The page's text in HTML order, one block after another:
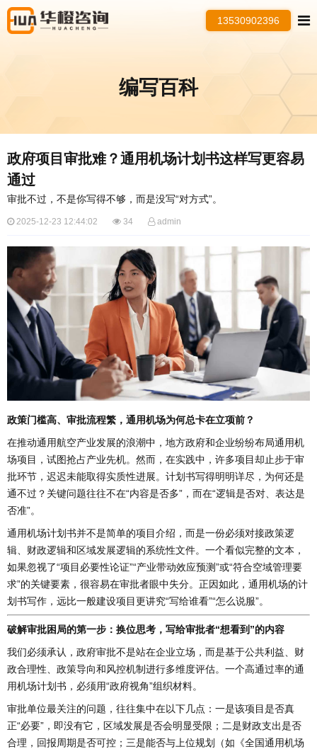
13530902396
编写百科
政府项目审批难？通用机场计划书这样写更容易
通过
审批不过，不是你写得不够，而是没写“对方式”。
2025-12-23 12:44:02 34 admin
政策门槛高、审批流程繁，通用机场为何总卡在立项前？
在推动通用航空产业发展的浪潮中，地方政府和企业纷纷布局通用机
场项目，试图抢占产业先机。然而，在实践中，许多项目却止步于审
批环节，迟迟未能取得实质性进展。计划书写得明明详尽，为何还是
通不过？关键问题往往不在“内容是否多”，而在“逻辑是否对、表达是
否准”。
通用机场计划书并不是简单的项目介绍，而是一份必须对接政策逻
辑、财政逻辑和区域发展逻辑的系统性文件。一个看似完整的文本，
如果忽视了“项目必要性论证”“产业带动效应预测”或“符合空域管理要
求”的关键要素，很容易在审批者眼中失分。正因如此，通用机场的计
划书写作，远比一般建设项目更讲究“写给谁看”“怎么说服”。
破解审批困局的第一步：换位思考，写给审批者“想看到”的内容
我们必须承认，政府审批不是站在企业立场，而是基于公共利益、财
政合理性、政策导向和风控机制进行多维度评估。一个高通过率的通
用机场计划书，必须用“政府视角”组织材料。
审批单位最关注的问题，往往集中在以下几点：一是该项目是否真
正“必要”，即没有它，区域发展是否会明显受限；二是财政支出是否
合理，回报周期是否可控；三是能否与上位规划（如《全国通用机场